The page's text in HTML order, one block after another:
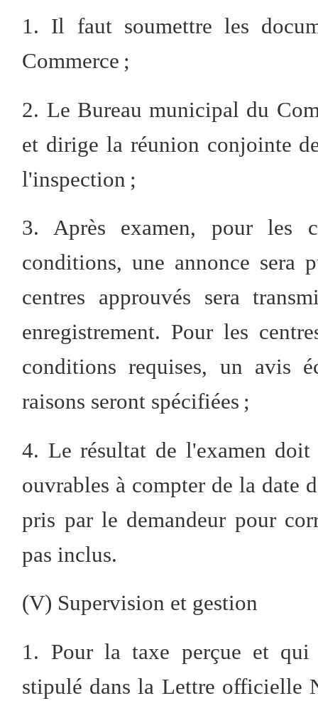
1. Il faut soumettre les
Commerce ;
2. Le Bureau municipal du
et dirige la réunion conjointe
l'inspection ;
3. Après examen, pour les
conditions, une annonce sera
centres approuvés sera
enregistrement. Pour les
conditions requises, un avis
raisons seront spécifiées ;
4. Le résultat de l'examen
ouvrables à compter de la date
pris par le demandeur pour
pas inclus.
(V) Supervision et gestion
1. Pour la taxe perçue et qui
stipulé dans la Lettre officielle